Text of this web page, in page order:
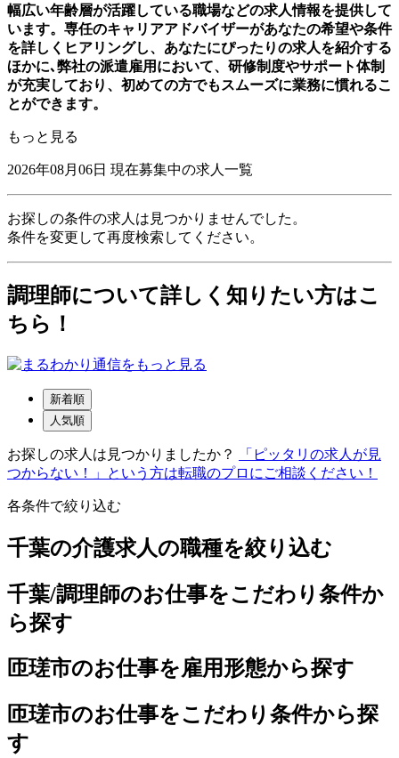
幅広い年齢層が活躍している職場などの求人情報を提供して
います。専任のキャリアアドバイザーがあなたの希望や条件
を詳しくヒアリングし、あなたにぴったりの求人を紹介する
ほかに､弊社の派遣雇用において、研修制度やサポート体制
が充実しており、初めての方でもスムーズに業務に慣れるこ
とができます。
もっと見る
2026年08月06日 現在募集中の求人一覧
お探しの条件の求人は見つかりませんでした。
条件を変更して再度検索してください。
調理師について詳しく知りたい方はこ
ちら！
新着順
人気順
お探しの求人は見つかりましたか？
「ピッタリの求人が見
つからない！」という方は転職のプロにご相談ください！
各条件で絞り込む
千葉の介護求人の職種を絞り込む
千葉/調理師のお仕事をこだわり条件か
ら探す
匝瑳市のお仕事を雇用形態から探す
匝瑳市のお仕事をこだわり条件から探
す